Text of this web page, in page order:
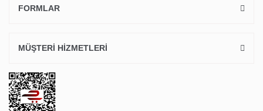
FORMLAR
MÜŞTERİ HİZMETLERİ